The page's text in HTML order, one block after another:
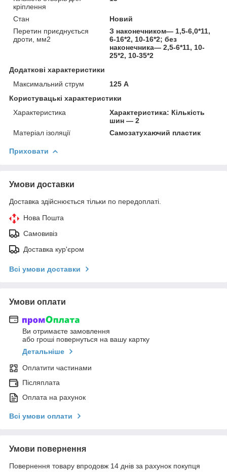
кріплення
Стан
Новий
Перетин приєднується
дроти, мм2
З наконечником— 1,5-6,0*11,
6-16*2, 10-16*2; без
наконечника— 2,5-6*11, 10-
25*2, 10-35*2
Додаткові характеристики
Максимальний струм
125 А
Користувацькі характеристики
Характеристика
Характеристика: Кількість
шин — 2
Матеріал ізоляції
Самозатухаючий пластик
Приховати
Умови доставки
Доставка здійснюється тільки по передоплаті.
Нова Пошта
Самовивіз
Доставка кур'єром
Всі умови доставки
Умови оплати
Ви отримаєте замовлення
або гроші повернуться на вашу картку
Детальніше
Оплатити частинами
Післяплата
Оплата на рахунок
Всі умови оплати
Умови повернення
Повернення товару впродовж 14 днів за рахунок покупця